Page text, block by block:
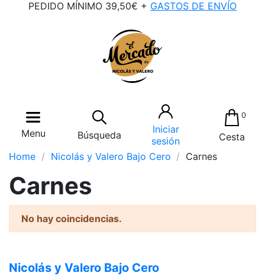
PEDIDO MÍNIMO 39,50€ + GASTOS DE ENVÍO
Menu Búsqueda
Iniciar
sesión
0
Cesta
Home
Nicolás y Valero Bajo Cero Carnes
Carnes
No hay coincidencias.
Nicolás y Valero Bajo Cero